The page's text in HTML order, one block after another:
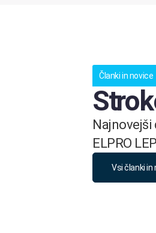
Članki in novice
ELPRO
Vsi članki in